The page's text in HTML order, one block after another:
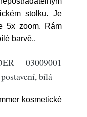
stolku. Je
5x zoom. Rám
barvě..
03009001
bílá
kosmetické